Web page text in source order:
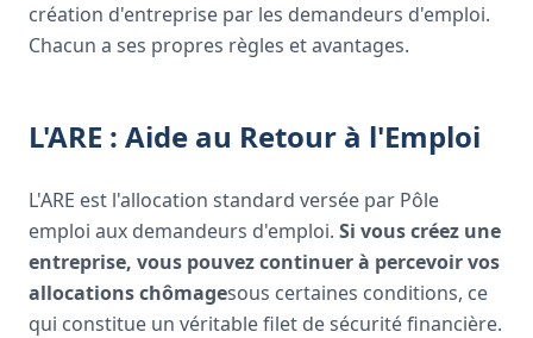
création d'entreprise par les demandeurs d'emploi.
Chacun a ses propres règles et avantages.
L'ARE : Aide au Retour à l'Emploi
L'ARE est l'allocation standard versée par Pôle
emploi aux demandeurs d'emploi. Si vous créez une
entreprise, vous pouvez continuer à percevoir vos
allocations chômagesous certaines conditions, ce
qui constitue un véritable filet de sécurité financière.